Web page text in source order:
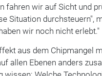
fahren wir auf Sicht und
Situation durchsteuern",
wir noch nicht erlebt."
aus dem Chipmangel
allen Ebenen anders